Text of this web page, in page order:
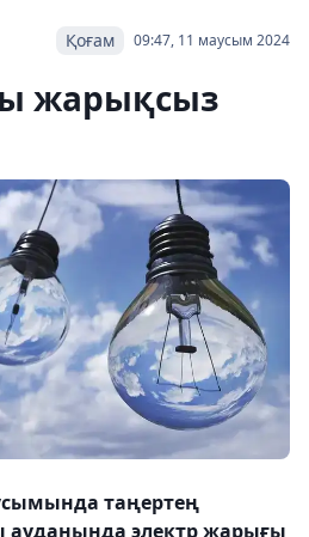
09:47, 11 маусым 2024
Қоғам
жарықсыз
таңертең
электр жарығы